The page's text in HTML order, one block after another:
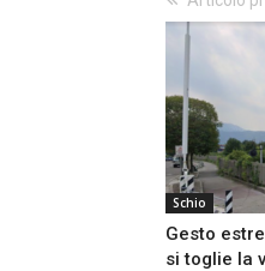
Schio
Gesto
si toglie la